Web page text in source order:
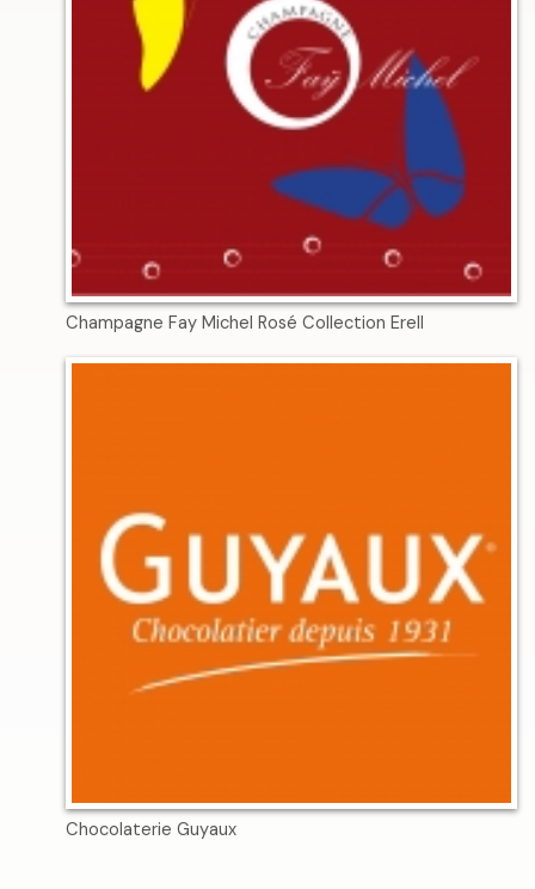
Champagne Fay Michel Rosé Collection Erell
Chocolaterie Guyaux